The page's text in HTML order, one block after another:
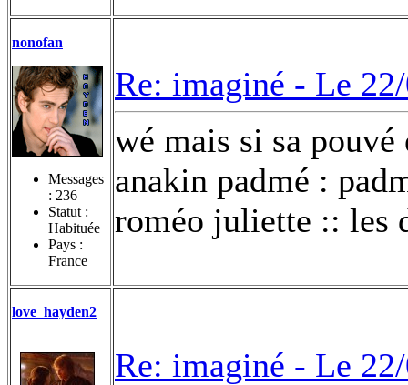
nonofan
Messages
: 236
Statut :
Habituée
Pays :
France
Re: imaginé - Le
wé mais si sa
anakin padmé :
roméo juliette :: les
love_hayden2
Re: imaginé - Le